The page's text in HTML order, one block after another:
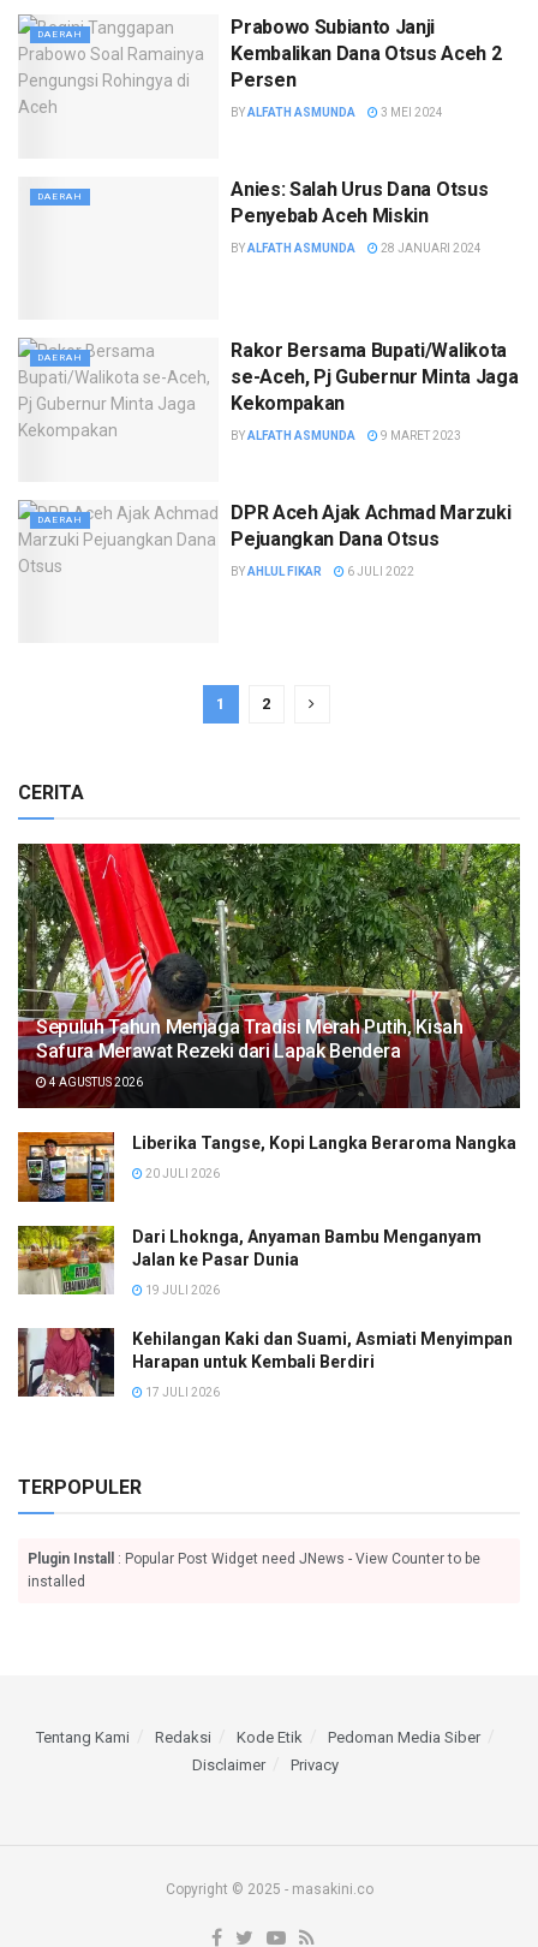
DAERAH
Prabowo Subianto Janji
Kembalikan Dana Otsus Aceh 2
Persen
BYALFATH ASMUNDA 3 MEI 2024
DAERAH
Anies: Salah Urus Dana Otsus
Penyebab Aceh Miskin
BYALFATH ASMUNDA 28 JANUARI 2024
DAERAH
Rakor Bersama Bupati/Walikota
se-Aceh, Pj Gubernur Minta Jaga
Kekompakan
BYALFATH ASMUNDA 9 MARET 2023
DAERAH
DPR Aceh Ajak Achmad Marzuki
Pejuangkan Dana Otsus
BYAHLUL FIKAR 6 JULI 2022
1 2
CERITA
Sepuluh Tahun Menjaga Tradisi Merah Putih, Kisah
Safura Merawat Rezeki dari Lapak Bendera
4 AGUSTUS 2026
Liberika Tangse, Kopi Langka Beraroma Nangka
20 JULI 2026
Dari Lhoknga, Anyaman Bambu Menganyam
Jalan ke Pasar Dunia
19 JULI 2026
Kehilangan Kaki dan Suami, Asmiati Menyimpan
Harapan untuk Kembali Berdiri
17 JULI 2026
TERPOPULER
Plugin Install
: Popular Post Widget need JNews - View Counter to be
installed
Tentang Kami Redaksi Kode Etik
Pedoman Media Siber
Disclaimer
Privacy
Copyright © 2025 - masakini.co